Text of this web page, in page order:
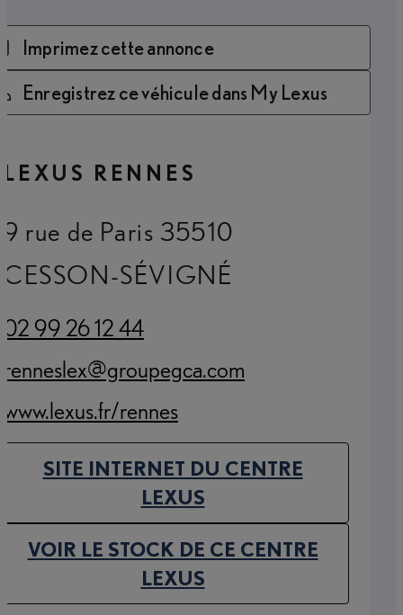
Imprimez cette annonce
Enregistrez ce véhicule dans My Lexus
LEXUS RENNES
9 rue de Paris 35510
CESSON-SÉVIGNÉ
02 99 26 12 44
(Opens in new tab)
renneslex@groupegca.com
(Opens in new tab)
www.lexus.fr/rennes
(Opens in new tab)
SITE INTERNET DU CENTRE
LEXUS(OPENS IN NEW TAB)
VOIR LE STOCK DE CE CENTRE
LEXUS(OPENS IN NEW TAB)